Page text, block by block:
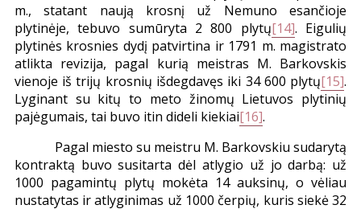
m., statant naują krosnį už Nemuno esančioje
plytinėje, tebuvo sumūryta 2 800 plytų[14]. Eigulių
plytinės krosnies dydį patvirtina ir 1791 m. magistrato
atlikta revizija, pagal kurią meistras M. Barkovskis
vienoje iš trijų krosnių išdegdavęs iki 34 600 plytų[15].
Lyginant su kitų to meto žinomų Lietuvos plytinių
pajėgumais, tai buvo itin dideli kiekiai[16].
Pagal miesto su meistru M. Barkovskiu sudarytą
kontraktą buvo susitarta dėl atlygio už jo darbą: už
1000 pagamintų plytų mokėta 14 auksinų, o vėliau
nustatytas ir atlyginimas už 1000 čerpių, kuris siekė 32